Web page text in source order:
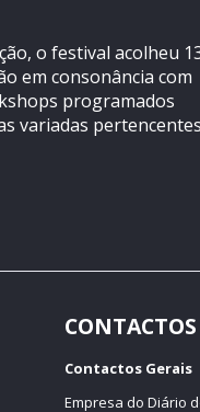
o festival acolheu
em consonância com
programados
variadas
CONTACTOS
Contactos Gerais
Empresa do Diário